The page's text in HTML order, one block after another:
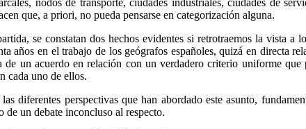
nodos de transporte, ciudades industriales, ciudades de
que, a priori, no pueda pensarse en categorización alguna.
se constatan dos hechos evidentes si retrotraemos la vista a
años en el trabajo de los geógrafos españoles, quizá en directa
un acuerdo en relación con un verdadero criterio uniforme
cada uno de ellos.
diferentes perspectivas que han abordado este asunto,
un debate inconcluso al respecto.